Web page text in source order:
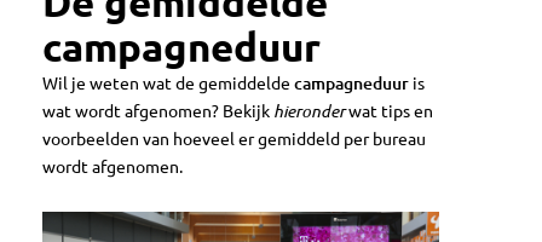
campagneduur
Wil je weten wat de gemiddelde campagneduur is
wat wordt afgenomen? Bekijk hieronderwat tips en
voorbeelden van hoeveel er gemiddeld per bureau
wordt afgenomen.